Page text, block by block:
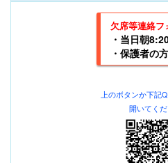
欠席等連絡フ
・当日朝
・保護者の
上のボタンか下記
開いてく